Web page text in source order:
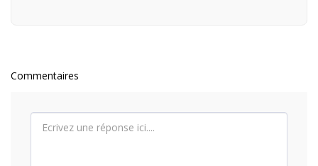
Commentaires